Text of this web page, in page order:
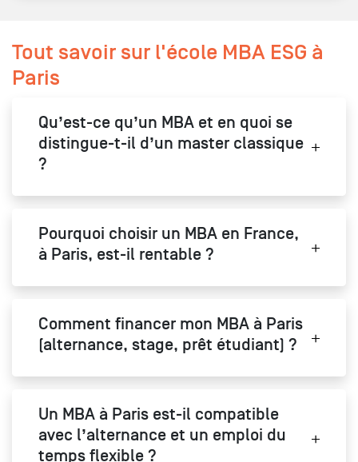
Tout savoir sur l'école MBA ESG à
Paris
Qu’est-ce qu’un MBA et en quoi se
distingue-t-il d’un master classique
?
Pourquoi choisir un MBA en France,
à Paris, est-il rentable ?
Comment financer mon MBA à Paris
(alternance, stage, prêt étudiant) ?
Un MBA à Paris est-il compatible
avec l’alternance et un emploi du
temps flexible ?